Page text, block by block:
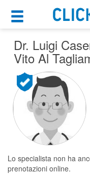
Ginecologo
San Vito Al
Cosa possiamo offrirti
Per i pazienti
Prenota
Ricerca
Consulti
Dr. Luigi
Vito Al
Lo specialista non ha
prenotazioni online.